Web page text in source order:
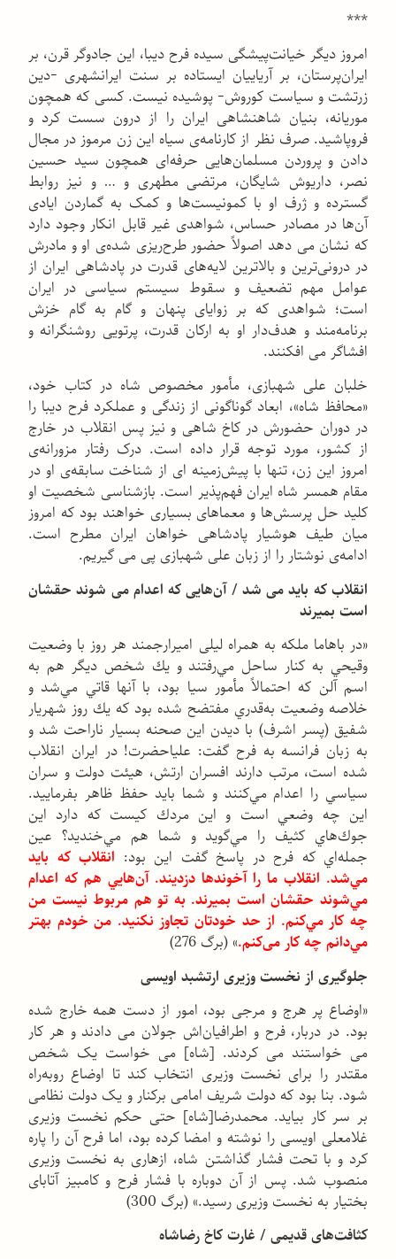
***
امروز دیگر خیانت‌پیشگی سیده فرح دیبا، این جادوگر قرن، بر
ایران‌پرستان، بر آریاییان ایستاده بر سنت ایرانشهری -دین
زرتشت و سیاست کوروش- پوشیده نیست. کسی که همچون
موریانه، بنیان شاهنشاهی ایران را از درون سست کرد و
فروپاشید. صرف نظر از کارنامه‌ی سیاه این زن مرموز در مجال
دادن و پروردن مسلمان‌هایی حرفه‌ای همچون سید حسین
نصر، داریوش شایگان، مرتضی مطهری و … و نیز روابط
گسترده و ژرف او با کمونیست‌ها و کمک به گماردن ایادی
آن‌ها در مصادر حساس، شواهدی غیر قابل انکار وجود دارد
که نشان می دهد اصولاً حضور طرح‌ریزی شده‌ی او و مادرش
در درونی‌ترین و بالاترین لایه‌های قدرت در پادشاهی ایران از
عوامل مهم تضعیف و سقوط سیستم سیاسی در ایران
است؛ شواهدی که بر زوایای پنهان و گام به گام خزش
برنامه‌مند و هدف‌دار او به ارکان قدرت، پرتویی روشنگرانه و
افشاگر می افکنند.
خلبان علی شهبازی، مأمور مخصوص شاه در کتاب خود،
«محافظ شاه»، ابعاد گوناگونی از زندگی و عملکرد فرح دیبا را
در دوران حضورش در کاخ شاهی و نیز پس انقلاب در خارج
از کشور، مورد توجه قرار داده است. درک رفتار مزورانه‌ی
امروز این زن، تنها با پیش‌زمینه ای از شناخت سابقه‌ی او در
مقام همسر شاه ایران فهم‌پذیر است. بازشناسی شخصیت او
کلید حل پرسش‌ها و معماهای بسیاری خواهند بود که امروز
میان طیف هوشیار پادشاهی خواهان ایران مطرح است.
ادامه‌ی نوشتار را از زبان علی شهبازی پی می گیریم.
انقلاب که باید می شد / آن‌هایی که اعدام می شوند حقشان
است بمیرند
«در باهاما ملكه به همراه لیلی اميرارجمند هر روز با وضعيت
وقيحي به كنار ساحل مي‌رفتند و يك شخص ديگر هم به
اسم آلن كه احتمالاً مأمور سيا بود، با آنها قاتي مي‌شد و
خلاصه وضعيت به‌قدري مفتضح شده بود كه يك روز شهريار
شفيق (پسر اشرف) با ديدن اين صحنه بسيار ناراحت شد و
به زبان فرانسه به فرح گفت: علياحضرت! در ايران انقلاب
شده است، مرتب دارند افسران ارتش، هيئت دولت و سران
سياسي را اعدام مي‌كنند و شما بايد حفظ ظاهر بفرماييد.
اين چه وضعي است و اين مردك كيست كه دارد اين
جوك‌هاي كثيف را مي‌گويد و شما هم مي‌خنديد؟ عين
جمله‌اي كه فرح در پاسخ گفت اين بود: انقلاب كه بايد
مي‌شد. انقلاب ما را آخوندها دزدیند. آن‌هايي هم كه اعدام
مي‌شوند حقشان است بميرند. به تو هم مربوط نيست من
چه كار مي‌كنم. از حد خودتان تجاوز نكنيد. من خودم بهتر
مي‌دانم چه كار می‌كنم.‌» (برگ 276)
جلوگیری از نخست وزیری ارتشبد اویسی
«اوضاع پر هرج و مرجی بود، امور از دست همه خارج شده
بود. در دربار، فرح و اطرافیان‌اش جولان می دادند و هر کار
می خواستند می کردند. [شاه] می خواست یک شخص
مقتدر را برای نخست وزیری انتخاب کند تا اوضاع روبه‌راه
شود. بنا بود که دولت شریف امامی برکنار و یک دولت نظامی
بر سر کار بیاید. محمدرضا[شاه] حتی حکم نخست وزیری
غلامعلی اویسی را نوشته و امضا کرده بود، اما فرح آن را پاره
کرد و با تحت فشار گذاشتن شاه، ازهاری به نخست وزیری
منصوب شد. پس از آن دوباره با فشار فرح و کامبیز آتابای
بختیار به نخست وزیری رسید.» (برگ 300)
کثافت‌های قدیمی / غارت کاخ رضاشاه